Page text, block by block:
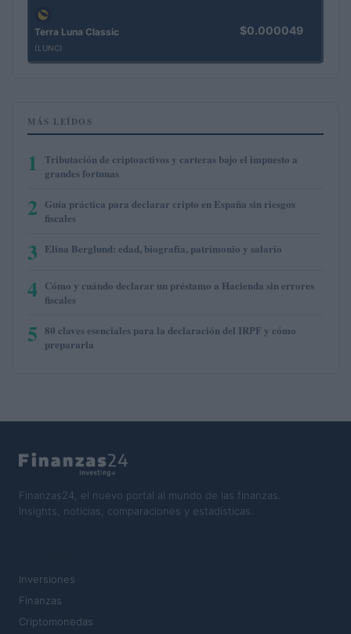
Terra Luna Classic
(LUNC)
$0.000049
MÁS LEÍDOS
1 Tributación de criptoactivos y carteras bajo el impuesto a
grandes fortunas
2 Guía práctica para declarar cripto en España sin riesgos
fiscales
3 Elina Berglund: edad, biografía, patrimonio y salario
4 Cómo y cuándo declarar un préstamo a Hacienda sin errores
fiscales
5 80 claves esenciales para la declaración del IRPF y cómo
prepararla
Finanzas24, el nuevo portal al mundo de las finanzas.
Insights, noticias, comparaciones y estadísticas.
Inversiones
Finanzas
Criptomonedas